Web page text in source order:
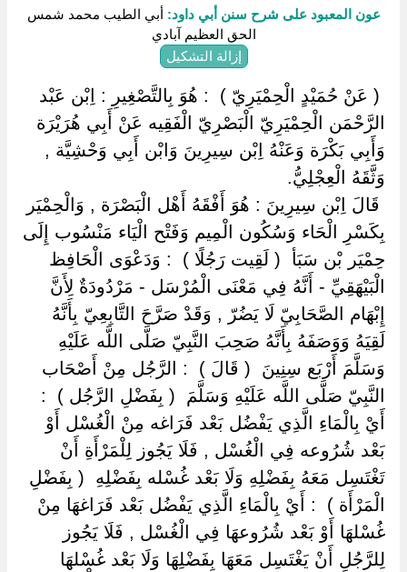
عون المعبود على شرح سنن أبي داود: أبي الطيب محمد شمس
الحق العظيم آبادي
إزالة التشكيل
‏ ‏( عَنْ حُمَيْدٍ الْحِمْيَرِيّ ) ‏ ‏: هُوَ بِالتَّصْغِيرِ : اِبْن عَبْد
الرَّحْمَن الْحِمْيَرِيّ الْبَصْرِيّ الْفَقِيه عَنْ أَبِي هُرَيْرَة
وَأَبِي بَكْرَة وَعَنْهُ اِبْن سِيرِينَ وَابْن أَبِي وَحْشِيَّة ,
وَثَّقَهُ الْعِجْلِيُّ.
‏ ‏قَالَ اِبْن سِيرِينَ : هُوَ أَفْقَهُ أَهْل الْبَصْرَة , وَالْحِمْيَر
بِكَسْرِ الْحَاء وَسُكُون الْمِيم وَفَتْح الْيَاء مَنْسُوب إِلَى
حِمْيَر بْن سَبَأ ‏ ‏( لَقِيت رَجُلًا ) ‏ ‏: وَدَعْوَى الْحَافِظ
الْبَيْهَقِيِّ - أَنَّهُ فِي مَعْنَى الْمُرْسَل - مَرْدُودَةٌ لِأَنَّ
إِبْهَام الصَّحَابِيّ لَا يَضُرّ , وَقَدْ صَرَّحَ التَّابِعِيّ بِأَنَّهُ
لَقِيَهُ وَوَصَفَهُ بِأَنَّهُ صَحِبَ النَّبِيّ صَلَّى اللَّه عَلَيْهِ
وَسَلَّمَ أَرْبَع سِنِينَ ‏ ‏( قَالَ ) ‏ ‏: الرَّجُل مِنْ أَصْحَاب
النَّبِيّ صَلَّى اللَّه عَلَيْهِ وَسَلَّمَ ‏ ‏( بِفَضْلِ الرَّجُل ) ‏ ‏:
أَيْ بِالْمَاءِ الَّذِي يَفْضُل بَعْد فَرَاغه مِنْ الْغُسْل أَوْ
بَعْد شُرُوعه فِي الْغُسْل , فَلَا يَجُوز لِلْمَرْأَةِ أَنْ
تَغْتَسِل مَعَهُ بِفَضْلِهِ وَلَا بَعْد غُسْله بِفَضْلِهِ ‏ ‏( بِفَضْلِ
الْمَرْأَة ) ‏ ‏: أَيْ بِالْمَاءِ الَّذِي يَفْضُل بَعْد فَرَاغهَا مِنْ
غُسْلهَا أَوْ بَعْد شُرُوعهَا فِي الْغُسْل , فَلَا يَجُوز
لِلرَّجُلِ أَنْ يَغْتَسِل مَعَهَا بِفَضْلِهَا وَلَا بَعْد غُسْلهَا